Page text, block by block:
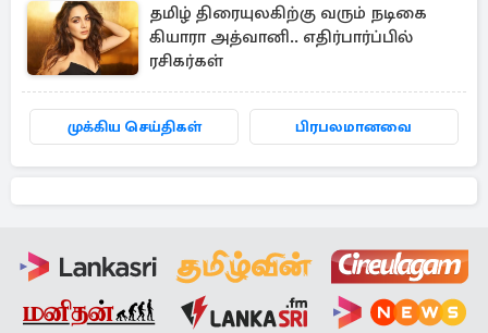
தமிழ் திரையுலகிற்கு வரும் நடிகை
கியாரா அத்வானி.. எதிர்பார்ப்பில்
ரசிகர்கள்
முக்கிய செய்திகள் பிரபலமானவை